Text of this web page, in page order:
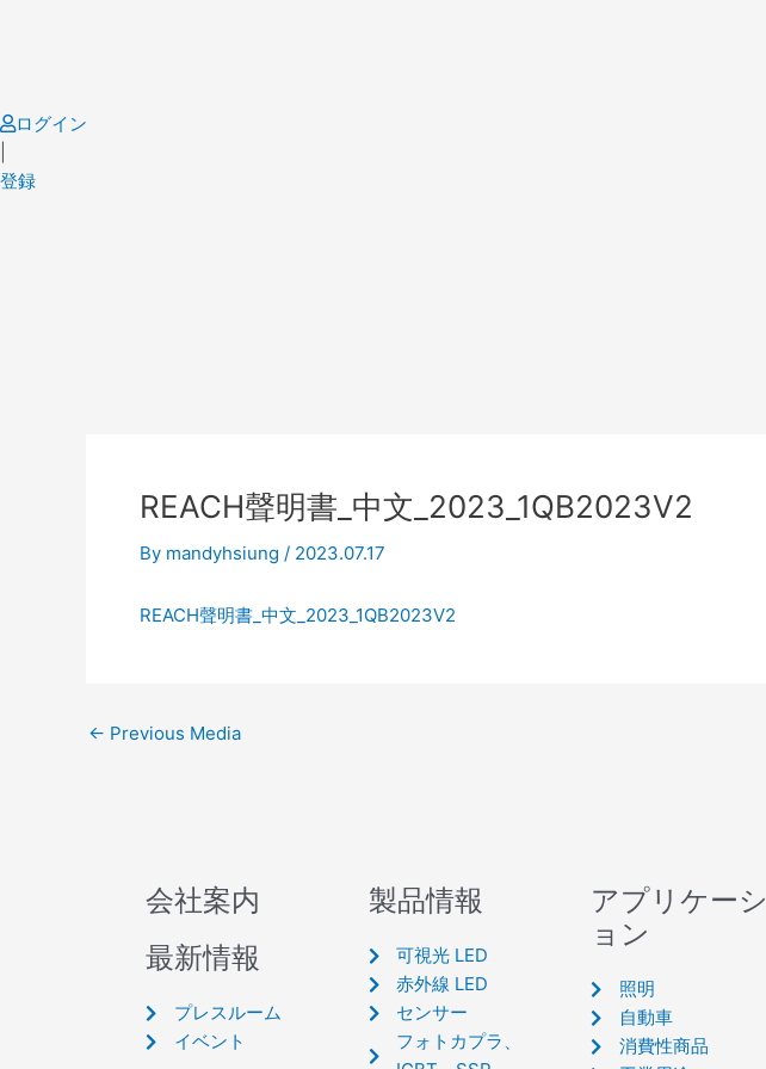
ログイン
登録
REACH聲明書_中文_2023_1QB2023V2
By mandyhsiung / 2023.07.17
REACH聲明書_中文_2023_1QB2023V2
← Previous Media
会社案内
最新情報
プレスルーム
イベント
製品情報
可視光 LED
赤外線 LED
センサー
フォトカプラ、
アプリケーシ
ョン
照明
自動車
消費性商品